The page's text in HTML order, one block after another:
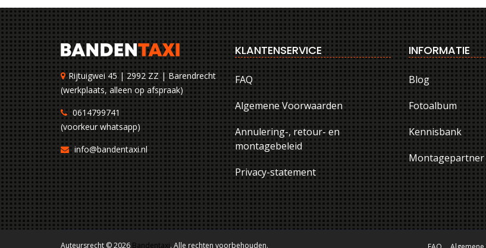
Rijtuigwei 45 | 2992 ZZ | Barendrecht
(werkplaats, alleen op afspraak)
0614799741
(voorkeur whatsapp)
info@bandentaxi.nl
KLANTENSERVICE
FAQ
Algemene Voorwaarden
Annulering-, retour- en
montagebeleid
Privacy-statement
INFORMATIE
Blog
Fotoalbum
Kennisbank
Montagepartner
Auteursrecht © 2026 Bandentaxi. Alle rechten voorbehouden.